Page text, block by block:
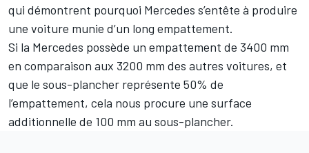
qui démontrent pourquoi Mercedes s’entête à produire
une voiture munie d’un long empattement.
Si la Mercedes possède un empattement de 3400 mm
en comparaison aux 3200 mm des autres voitures, et
que le sous-plancher représente 50% de
l’empattement, cela nous procure une surface
additionnelle de 100 mm au sous-plancher.